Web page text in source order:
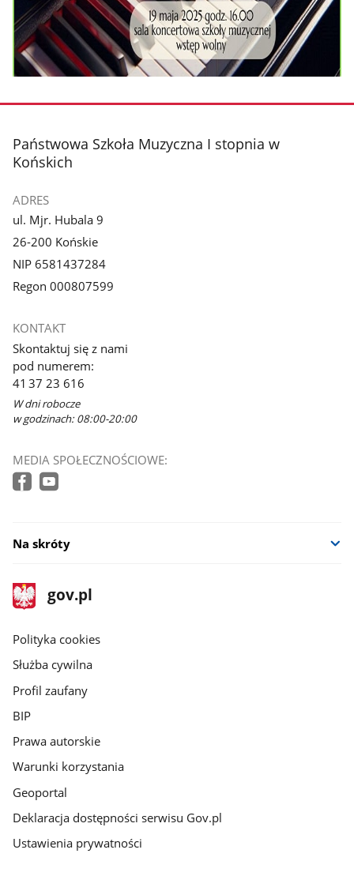
stopka
Państwowa Szkoła Muzyczna I stopnia w
Końskich
ADRES
ul. Mjr. Hubala 9
26-200 Końskie
NIP 6581437284
Regon 000807599
KONTAKT
Skontaktuj się z nami
pod numerem:
41 37 23 616
W dni robocze
w godzinach: 08:00-20:00
MEDIA SPOŁECZNOŚCIOWE:
Na skróty
stopka
gov.pl
Strona
gov.pl
gov.pl
Polityka cookies
Służba cywilna
Profil zaufany
BIP
Prawa autorskie
Warunki korzystania
Geoportal
Deklaracja dostępności serwisu Gov.pl
Ustawienia prywatności